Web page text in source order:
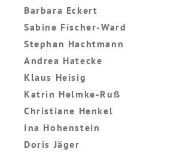
Barbara Eckert
Sabine Fischer-Ward
Stephan Hachtmann
Andrea Hatecke
Klaus Heisig
Katrin Helmke-Ruß
Christiane Henkel
Ina Hohenstein
Doris Jäger